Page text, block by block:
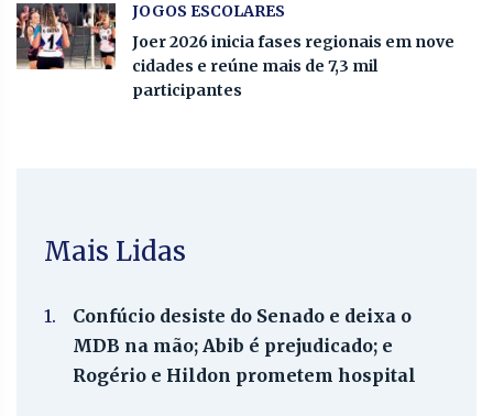
JOGOS ESCOLARES
Joer 2026 inicia fases regionais em nove
cidades e reúne mais de 7,3 mil
participantes
Mais Lidas
1.
Confúcio desiste do Senado e deixa o
MDB na mão; Abib é prejudicado; e
Rogério e Hildon prometem hospital